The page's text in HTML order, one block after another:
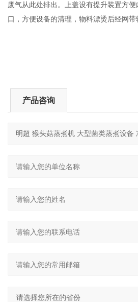
废气从此处排出。上盖设有提升装置方
口，方便设备的清理，物料漂烫后经网带
产品咨询